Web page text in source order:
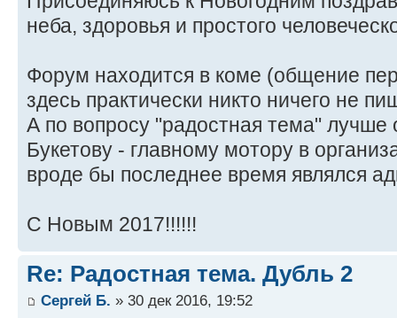
неба, здоровья и простого
Форум находится в коме (общение
здесь практически никто ничего не
А по вопросу "радостная тема" лучше
Букетову - главному мотору в
вроде бы последнее время являлся
С Новым 2017!!!!!!
Re: Радостная тема. Дубль 2
Сергей Б. » 30 дек 2016, 19:52